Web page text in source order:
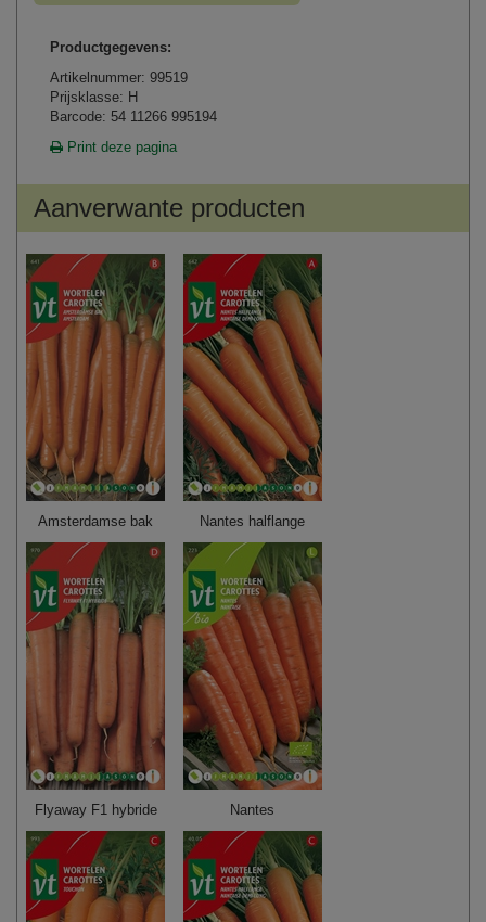
Productgegevens:
Artikelnummer: 99519
Prijsklasse: H
Barcode: 54 11266 995194
Print deze pagina
Aanverwante producten
Amsterdamse bak Nantes halflange
Flyaway F1 hybride Nantes